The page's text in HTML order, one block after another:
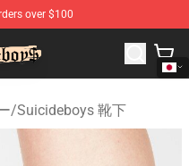
over $100
$uicideboy$ Merchandise
/Suicideboys 靴下